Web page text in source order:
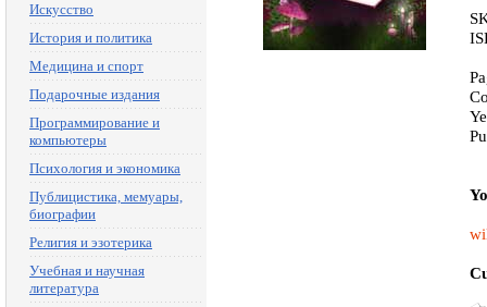
Искусство
История и политика
Медицина и спорт
Подарочные издания
Программирование и
компьютеры
Психология и экономика
Публицистика, мемуары,
биографии
Религия и эзотерика
Учебная и научная
литература